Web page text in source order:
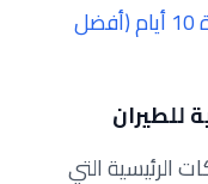
تكلفة السفر إلى تركيا لمدة 10 أيام (أفضل
للطيران
الرئيسية التي